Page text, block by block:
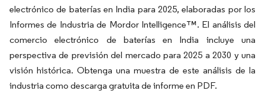
electrónico de baterías en India para 2025, elaboradas por los
Informes de Industria de Mordor Intelligence™. El análisis del
comercio electrónico de baterías en India incluye una
perspectiva de previsión del mercado para 2025 a 2030 y una
visión histórica. Obtenga una muestra de este análisis de la
industria como descarga gratuita de informe en PDF.